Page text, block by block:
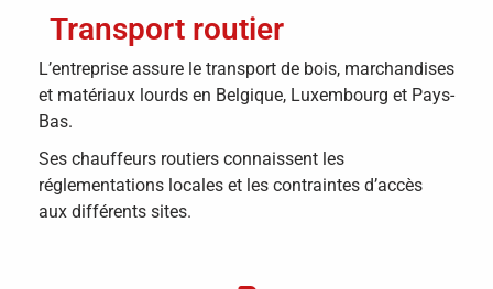
Transport routier
L’entreprise assure le transport de bois, marchandises
et matériaux lourds en Belgique, Luxembourg et Pays-
Bas.
Ses chauffeurs routiers connaissent les
réglementations locales et les contraintes d’accès
aux différents sites.